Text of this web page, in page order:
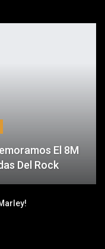
El 8M
Del Rock